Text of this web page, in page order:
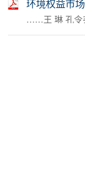
环境权益市
……王 琳 孔令